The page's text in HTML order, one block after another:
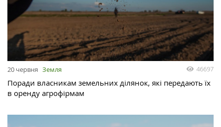
20 червня Земля 46697
Поради власникам земельних ділянок, які передають їх
в оренду агрофірмам